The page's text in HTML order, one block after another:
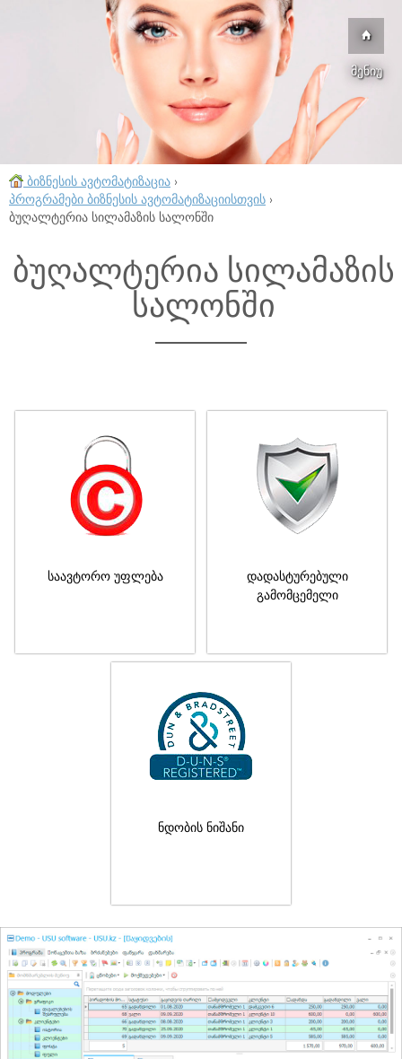
მენიუ
ბიზნესის ავტომატიზაცია ›
პროგრამები ბიზნესის ავტომატიზაციისთვის ›
ბუღალტერია სილამაზის სალონში
ბუღალტერია სილამაზის
სალონში
საავტორო უფლება
დადასტურებული
გამომცემელი
ნდობის ნიშანი